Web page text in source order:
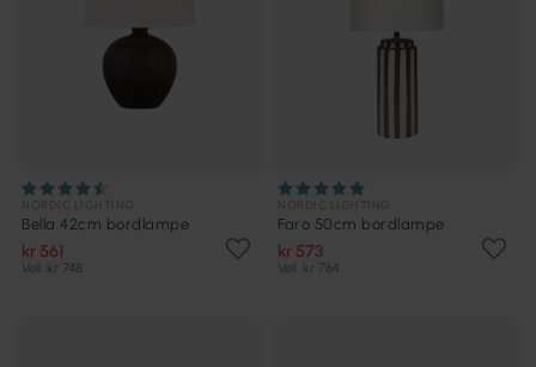
Bella 42cm bordlampe
kr 561
Veil. kr 748
Faro 50cm bordlampe
kr 573
Veil. kr 764